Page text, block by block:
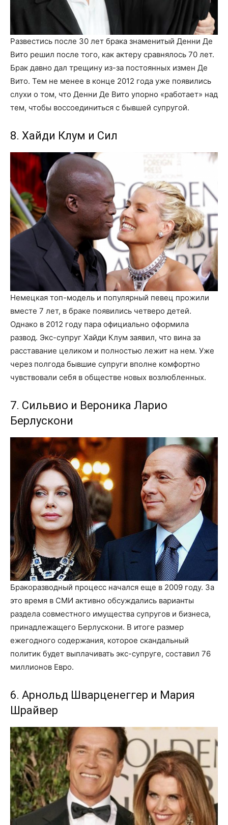
Развестись после 30 лет брака знаменитый Денни Де
Вито решил после того, как актеру сравнялось 70 лет.
Брак давно дал трещину из-за постоянных измен Де
Вито. Тем не менее в конце 2012 года уже появились
слухи о том, что Денни Де Вито упорно «работает» над
тем, чтобы воссоединиться с бывшей супругой.
8. Хайди Клум и Сил
Немецкая топ-модель и популярный певец прожили
вместе 7 лет, в браке появились четверо детей.
Однако в 2012 году пара официально оформила
развод. Экс-супруг Хайди Клум заявил, что вина за
расставание целиком и полностью лежит на нем. Уже
через полгода бывшие супруги вполне комфортно
чувствовали себя в обществе новых возлюбленных.
7. Сильвио и Вероника Ларио
Берлускони
Бракоразводный процесс начался еще в 2009 году. За
это время в СМИ активно обсуждались варианты
раздела совместного имущества супругов и бизнеса,
принадлежащего Берлускони. В итоге размер
ежегодного содержания, которое скандальный
политик будет выплачивать экс-супруге, составил 76
миллионов Евро.
6. Арнольд Шварценеггер и Мария
Шрайвер